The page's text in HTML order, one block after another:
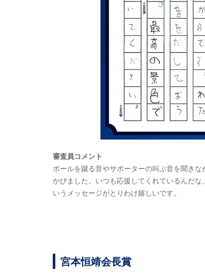
審査員コメント
ボールを蹴る音やサポーターの叫ぶ音を聞き
かびました。いつも応援してくれているんだ
いうメッセージがとりわけ嬉しいです。
宮本恒靖会長賞